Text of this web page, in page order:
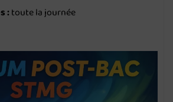
:toute la journée